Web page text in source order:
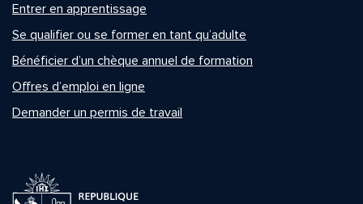
Entrer en apprentissage
Se qualifier ou se former en tant qu’adulte
Bénéficier d’un chèque annuel de formation
Offres d’emploi en ligne
Demander un permis de travail